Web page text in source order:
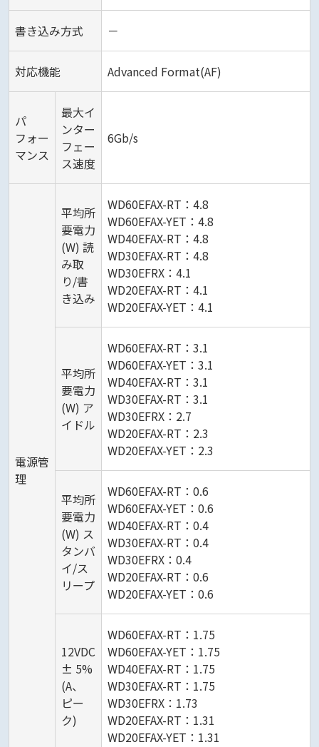
書き込み方式 －
対応機能 Advanced Format(AF)
パ
フォー
マンス
最大イ
ンター
フェー
ス速度
6Gb/s
電源管
理
平均所
要電力
(W) 読
み取
り/書
き込み
WD60EFAX-RT：4.8
WD60EFAX-YET：4.8
WD40EFAX-RT：4.8
WD30EFAX-RT：4.8
WD30EFRX：4.1
WD20EFAX-RT：4.1
WD20EFAX-YET：4.1
平均所
要電力
(W) ア
イドル
WD60EFAX-RT：3.1
WD60EFAX-YET：3.1
WD40EFAX-RT：3.1
WD30EFAX-RT：3.1
WD30EFRX：2.7
WD20EFAX-RT：2.3
WD20EFAX-YET：2.3
平均所
要電力
(W) ス
タンバ
イ/ス
リープ
WD60EFAX-RT：0.6
WD60EFAX-YET：0.6
WD40EFAX-RT：0.4
WD30EFAX-RT：0.4
WD30EFRX：0.4
WD20EFAX-RT：0.6
WD20EFAX-YET：0.6
12VDC
± 5%
(A、
ピー
ク)
WD60EFAX-RT：1.75
WD60EFAX-YET：1.75
WD40EFAX-RT：1.75
WD30EFAX-RT：1.75
WD30EFRX：1.73
WD20EFAX-RT：1.31
WD20EFAX-YET：1.31